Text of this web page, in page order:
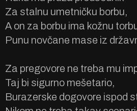
Za stalnu umetničku borbu,
A on za borbu ima kožnu
Punu novčane mase iz
Za pregovore ne treba mu
Taj bi sigurno mešetario,
Burazerske dogovore ispod